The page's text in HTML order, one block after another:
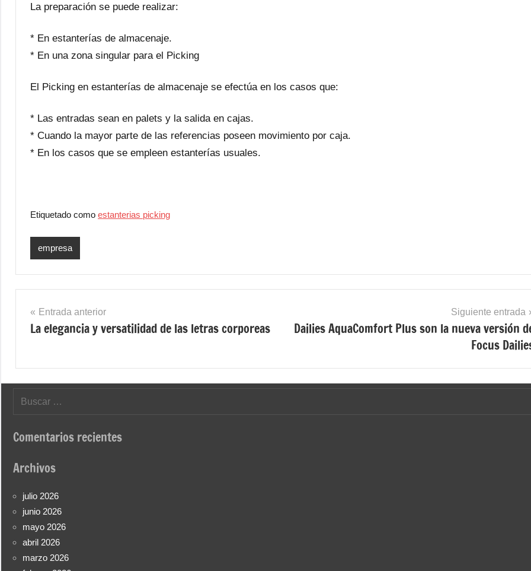
La preparación se puede realizar:
* En estanterías de almacenaje.
* En una zona singular para el Picking
El Picking en estanterías de almacenaje se efectúa en los casos que:
* Las entradas sean en palets y la salida en cajas.
* Cuando la mayor parte de las referencias poseen movimiento por caja.
* En los casos que se empleen estanterías usuales.
Etiquetado como estanterias picking
empresa
Navegación
de
Entrada anterior
La elegancia y versatilidad de las letras corporeas
Siguiente entrada
Dailies AquaComfort Plus son la nueva versión
Focus
Comentarios recientes
Archivos
julio 2026
junio 2026
mayo 2026
abril 2026
marzo 2026